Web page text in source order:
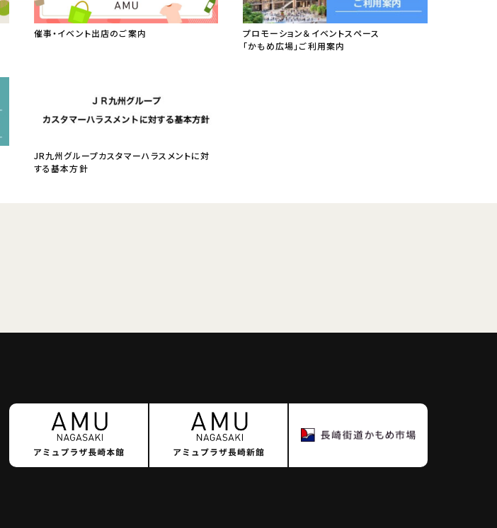
催事・イベント出店のご案内
プロモーション＆イベントスペース
「かもめ広場」ご利用案内
JR九州グループカスタマーハラスメントに対
する基本方針